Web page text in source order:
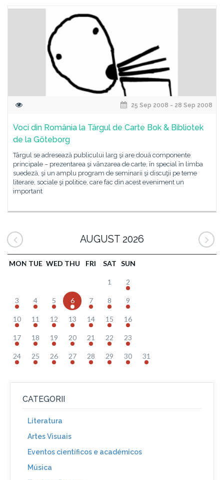
25 Sep 2008 - 28 Sep 2008
Voci din România la Târgul de Carte Bok & Bibliotek
de la Göteborg
Târgul se adresează publicului larg şi are două componente
principale – prezentarea şi vânzarea de carte, în special în limba
suedeză, şi un amplu program de seminarii şi discuţii pe teme
literare, sociale şi politice, care fac din acest eveniment un
important
AUGUST 2026
MON TUE WED THU FRI SAT SUN
1 2
3 4 5 6 7 8 9
10 11 12 13 14 15 16
17 18 19 20 21 22 23
24 25 26 27 28 29 30 31
CATEGORII
Literatura
Artes Visuais
Eventos científicos e académicos
Música